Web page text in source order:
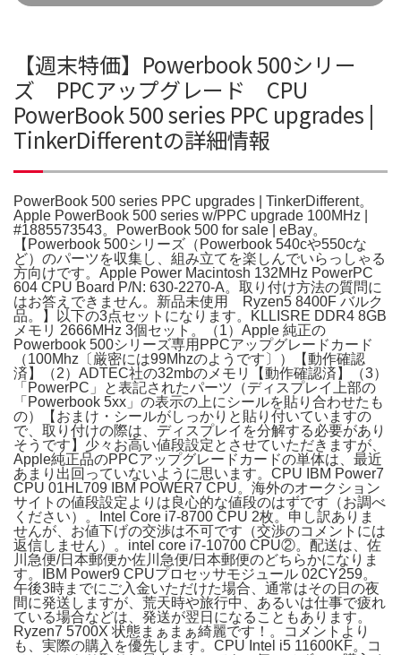
【週末特価】Powerbook 500シリー
ズ PPCアップグレード CPU
PowerBook 500 series PPC upgrades |
TinkerDifferentの詳細情報
PowerBook 500 series PPC upgrades | TinkerDifferent。
Apple PowerBook 500 series w/PPC upgrade 100MHz |
#1885573543。PowerBook 500 for sale | eBay。
【Powerbook 500シリーズ（Powerbook 540cや550cな
ど）のパーツを収集し、組み立てを楽しんでいらっしゃる
方向けです。Apple Power Macintosh 132MHz PowerPC
604 CPU Board P/N: 630-2270-A。取り付け方法の質問に
はお答えできません。新品未使用 Ryzen5 8400F バルク
品。】以下の3点セットになります。KLLISRE DDR4 8GB
メモリ 2666MHz 3個セット。（1）Apple 純正の
Powerbook 500シリーズ専用PPCアップグレードカード
（100Mhz〔厳密には99Mhzのようです〕）【動作確認
済】（2）ADTEC社の32mbのメモリ【動作確認済】（3）
「PowerPC」と表記されたパーツ（ディスプレイ上部の
「Powerbook 5xx」の表示の上にシールを貼り合わせたも
の）【おまけ・シールがしっかりと貼り付いていますの
で、取り付けの際は、ディスプレイを分解する必要があり
そうです】少々お高い値段設定とさせていただきますが、
Apple純正品のPPCアップグレードカードの単体は、最近
あまり出回っていないように思います。CPU IBM Power7
CPU 01HL709 IBM POWER7 CPU。海外のオークション
サイトの値段設定よりは良心的な値段のはずです（お調べ
ください）。Intel Core i7-8700 CPU 2枚。申し訳ありま
せんが、お値下げの交渉は不可です（交渉のコメントには
返信しません）。intel core i7-10700 CPU②。配送は、佐
川急便/日本郵便か佐川急便/日本郵便のどちらかになりま
す。IBM Power9 CPUプロセッサモジュール 02CY259。
午後3時までにご入金いただけた場合、通常はその日の夜
間に発送しますが、荒天時や旅行中、あるいは仕事で疲れ
ている場合などは、発送が翌日になることもあります。
Ryzen7 5700X 状態まぁまぁ綺麗です！。コメントより
も、実際の購入を優先します。CPU Intel i5 11600KF。コ